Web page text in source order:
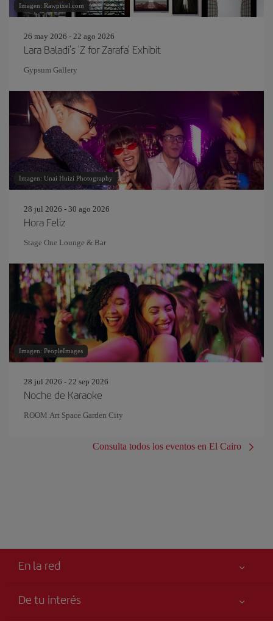
Imagen: Rawpixel.com
26 may 2026 - 22 ago 2026
Lara Baladi's 'Z for Zarafa' Exhibit
Gypsum Gallery
Imagen: Unai Huizi Photography
28 jul 2026 - 30 ago 2026
Hora Feliz
Stage One Lounge & Bar
Imagen: PeopleImages
28 jul 2026 - 22 sep 2026
Noche de Karaoke
ROOM Art Space Garden City
Consulta todos los eventos en El Cairo
En la red
De tu interés